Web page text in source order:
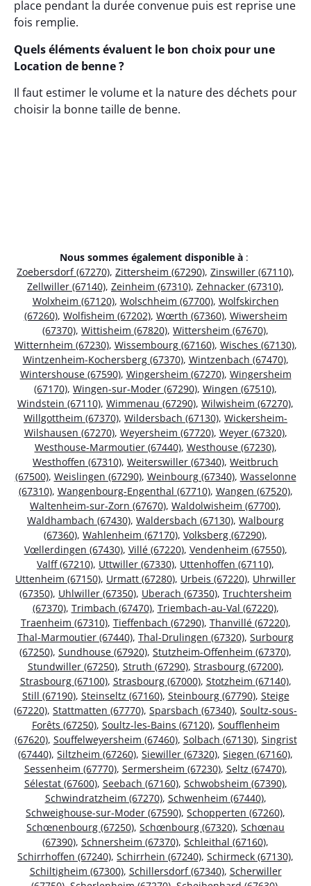
place pendant la durée convenue puis est reprise une
fois remplie.
Quels éléments évaluent le bon choix pour une
Location de benne ?
Il faut estimer le volume et la nature des déchets pour
choisir la bonne taille de benne.
Nous sommes également disponible à :
Zoebersdorf (67270), Zittersheim (67290), Zinswiller (67110),
Zellwiller (67140), Zeinheim (67310), Zehnacker (67310),
Wolxheim (67120), Wolschheim (67700), Wolfskirchen
(67260), Wolfisheim (67202), Wœrth (67360), Wiwersheim
(67370), Wittisheim (67820), Wittersheim (67670),
Witternheim (67230), Wissembourg (67160), Wisches (67130),
Wintzenheim-Kochersberg (67370), Wintzenbach (67470),
Wintershouse (67590), Wingersheim (67270), Wingersheim
(67170), Wingen-sur-Moder (67290), Wingen (67510),
Windstein (67110), Wimmenau (67290), Wilwisheim (67270),
Willgottheim (67370), Wildersbach (67130), Wickersheim-
Wilshausen (67270), Weyersheim (67720), Weyer (67320),
Westhouse-Marmoutier (67440), Westhouse (67230),
Westhoffen (67310), Weiterswiller (67340), Weitbruch
(67500), Weislingen (67290), Weinbourg (67340), Wasselonne
(67310), Wangenbourg-Engenthal (67710), Wangen (67520),
Waltenheim-sur-Zorn (67670), Waldolwisheim (67700),
Waldhambach (67430), Waldersbach (67130), Walbourg
(67360), Wahlenheim (67170), Volksberg (67290),
Vœllerdingen (67430), Villé (67220), Vendenheim (67550),
Valff (67210), Uttwiller (67330), Uttenhoffen (67110),
Uttenheim (67150), Urmatt (67280), Urbeis (67220), Uhrwiller
(67350), Uhlwiller (67350), Uberach (67350), Truchtersheim
(67370), Trimbach (67470), Triembach-au-Val (67220),
Traenheim (67310), Tieffenbach (67290), Thanvillé (67220),
Thal-Marmoutier (67440), Thal-Drulingen (67320), Surbourg
(67250), Sundhouse (67920), Stutzheim-Offenheim (67370),
Stundwiller (67250), Struth (67290), Strasbourg (67200),
Strasbourg (67100), Strasbourg (67000), Stotzheim (67140),
Still (67190), Steinseltz (67160), Steinbourg (67790), Steige
(67220), Stattmatten (67770), Sparsbach (67340), Soultz-sous-
Forêts (67250), Soultz-les-Bains (67120), Soufflenheim
(67620), Souffelweyersheim (67460), Solbach (67130), Singrist
(67440), Siltzheim (67260), Siewiller (67320), Siegen (67160),
Sessenheim (67770), Sermersheim (67230), Seltz (67470),
Sélestat (67600), Seebach (67160), Schwobsheim (67390),
Schwindratzheim (67270), Schwenheim (67440),
Schweighouse-sur-Moder (67590), Schopperten (67260),
Schœnenbourg (67250), Schœnbourg (67320), Schœnau
(67390), Schnersheim (67370), Schleithal (67160),
Schirrhoffen (67240), Schirrhein (67240), Schirmeck (67130),
Schiltigheim (67300), Schillersdorf (67340), Scherwiller